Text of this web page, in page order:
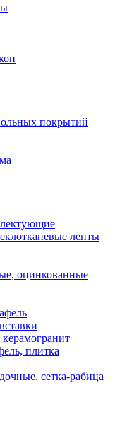
покрытий
ленты
оцинкованные
плитка
сетка-рабица